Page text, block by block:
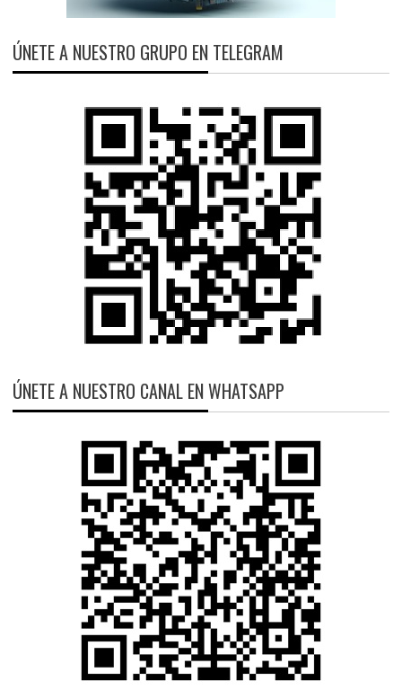
ÚNETE A NUESTRO GRUPO EN TELEGRAM
ÚNETE A NUESTRO CANAL EN WHATSAPP